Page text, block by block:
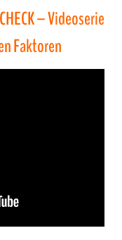
– Videoserie
Faktoren